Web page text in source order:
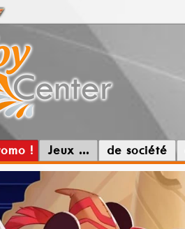
! Jeux ... de société